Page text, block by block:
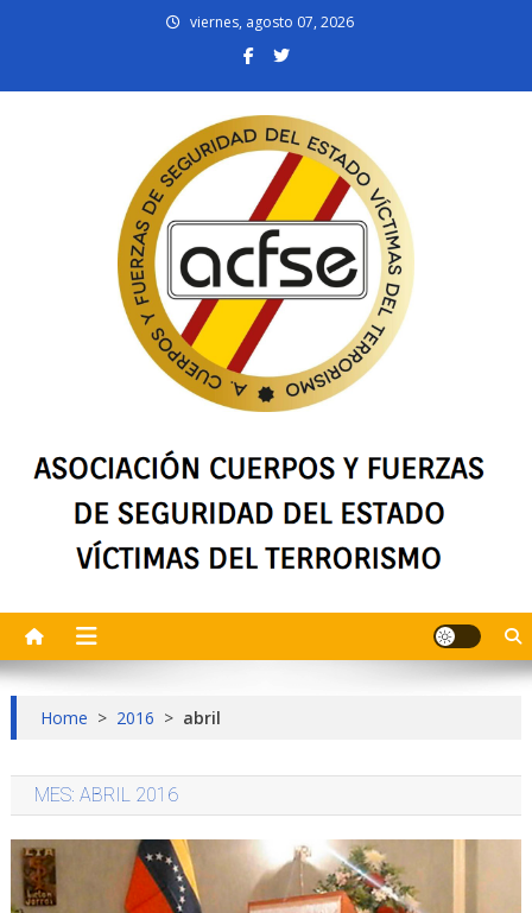
viernes, agosto 07, 2026
Terrorismo
Home > 2016 > abril
MES: ABRIL 2016